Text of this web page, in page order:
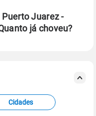
Juarez -
já choveu?
estações
de Previsão
Cidades